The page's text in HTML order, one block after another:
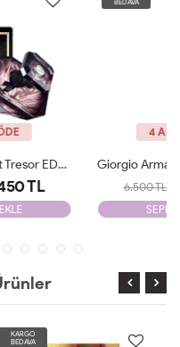
Giorgio Armani Si Passione Edp 100 Ml JLT Woman
6.500 TL 2.205 TL
SEPETE EKLE
KARGO
BEDAVA